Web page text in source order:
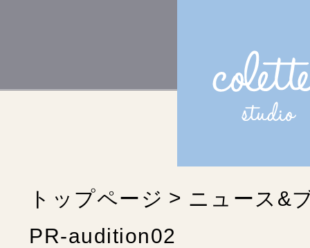
トップページ
ニュース&
PR-audition02